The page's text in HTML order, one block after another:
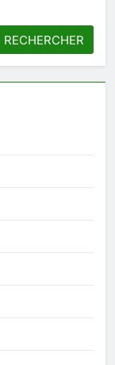
RECHERCHER